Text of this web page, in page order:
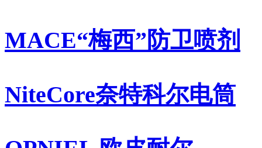
MACE“梅西”防卫喷剂
NiteCore奈特科尔电筒